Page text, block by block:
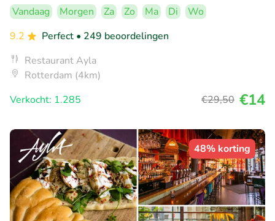
Vandaag Morgen Za Zo Ma Di
Wo
9.2
Perfect • 249 beoordelingen
Restaurant Ayla
Rotterdam (4km)
Verkocht: 1.285
€29,50 €14
48% korting